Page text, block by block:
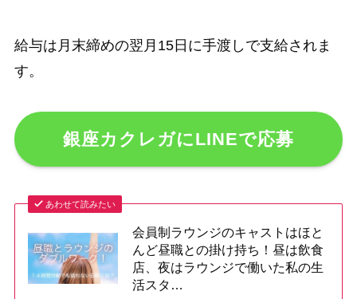
給与は月末締めの翌月15日に手渡しで支給されま
す。
銀座カクレガにLINEで応募
あわせて読みたい
会員制ラウンジのキャストはほと
んど昼職との掛け持ち！昼は飲食
店、夜はラウンジで働いた私の生
活スタ…